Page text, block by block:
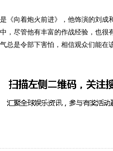
向着炮火前进》，他饰演的刘成
，尽管他有丰富的作战经验，也很
总是令部下害怕，相信观众们能在